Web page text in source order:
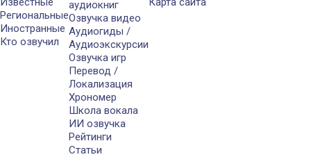
Региональные
Иностранные
Кто озвучил
аудиокниг
Озвучка видео
Аудиогиды /
Аудиоэкскурсии
Озвучка игр
Перевод /
Локализация
Хрономер
Школа вокала
ИИ озвучка
Рейтинги
Статьи